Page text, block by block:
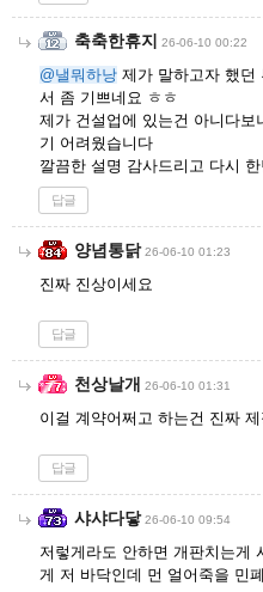
축축한휴지 26-06-10 00:22
@낼뭐하낭 제가 말하고자 했던
서 좀 기쁘네요 ㅎㅎ
제가 건설업에 있는건 아니다보
기 어려웠습니다
깔끔한 설명 감사드리고 다시
답글
양념통닭 26-06-10 01:23
진짜 진상이세요
답글
천상날개 26-06-10 01:31
이걸 계약어쩌고 하는건 진짜
답글
샤샤다닿 26-06-10 09:54
저렇게라도 안하면 개판치는게
게 저 바닥인데 먼 얼어죽을 민